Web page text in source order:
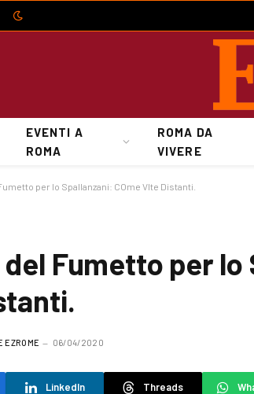
EVENTI A
ROMA
ROMA DA
VIVERE
per lo Spallanzani: COme VIte Distanti.
Fumetto per lo
EZROME 06/04/2020
LinkedIn Threads